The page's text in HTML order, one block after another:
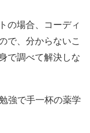
の場合、コーディ
で、分からないこ
で調べて解決しな
強で手一杯の薬学